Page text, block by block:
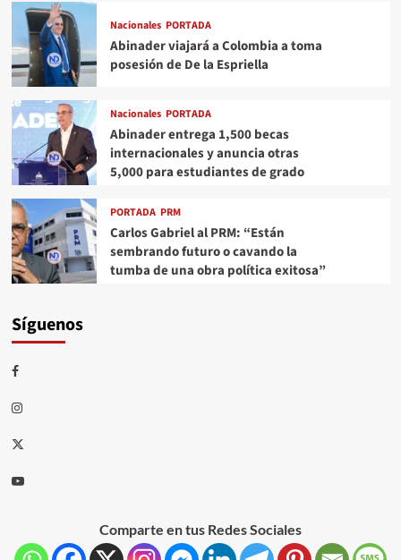
Nacionales PORTADA
Abinader viajará a Colombia a toma
posesión de De la Espriella
Nacionales PORTADA
Abinader entrega 1,500 becas
internacionales y anuncia otras
5,000 para estudiantes de grado
PORTADA PRM
Carlos Gabriel al PRM: “Están
sembrando futuro o cavando la
tumba de una obra política exitosa”
Síguenos
Comparte en tus Redes Sociales